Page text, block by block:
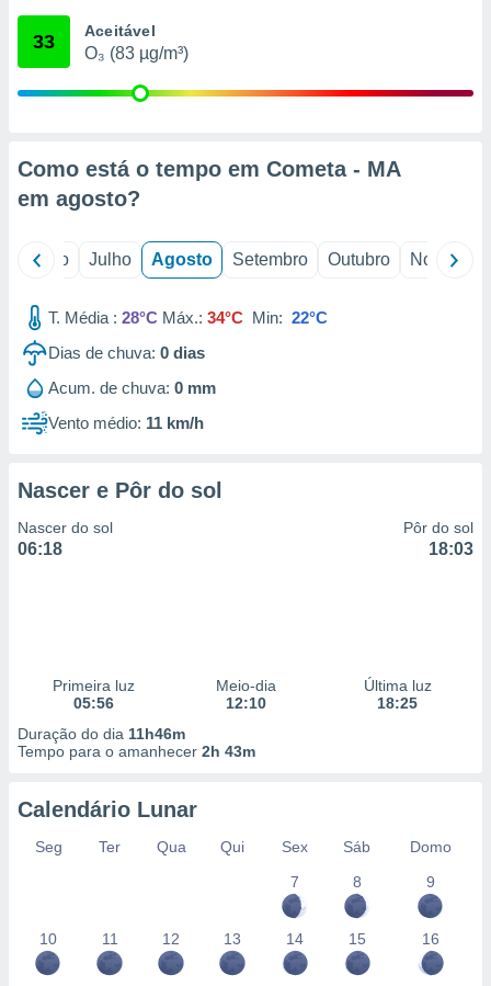
através
1199
33 Aceitável
O₃ (83 µg/m³)
Como está o tempo em Cometa - MA
em agosto?
Junho Julho Agosto Setembro Outubro Novembro
T. Média : 28°C Máx.: 34°C Min: 22°C
Dias de chuva: 0 dias
Acum. de chuva: 0 mm
Vento médio: 11 km/h
Nascer e Pôr do sol
Nascer do sol
06:18
Pôr do sol
18:03
Primeira luz
05:56
Meio-dia
12:10
Última luz
18:25
Duração do dia 11h46m
Tempo para o amanhecer 2h 43m
Calendário Lunar
Seg Ter Qua Qui Sex Sáb
Domo
7
8 9
10 11 12 13 14 15 16